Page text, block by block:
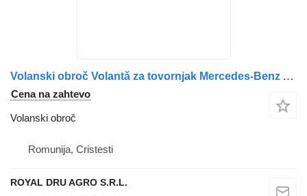
Volanski obroč Volantă za tovornjak Mercedes-Benz A5410301605 / 5410301605 / A5410300105 / 5410300105
Cena na zahtevo
Volanski obroč
Romunija, Cristesti
ROYAL DRU AGRO S.R.L.